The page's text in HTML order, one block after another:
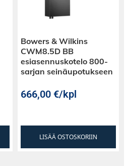
Bowers & Wilkins
CWM8.5D BB
esiasennuskotelo 800-
sarjan seinäupotukseen
666,00€/kpl
LISÄÄ OSTOSKORIIN